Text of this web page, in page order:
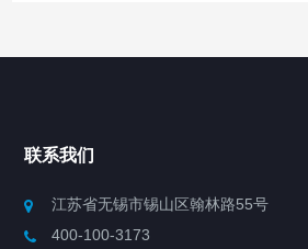
制冷加热动态控温系统
联系我们
江苏省无锡市锡山区翰林路55号
400-100-3173